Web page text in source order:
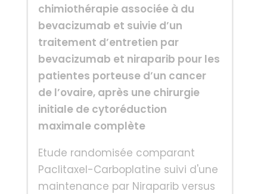
chimiothérapie associée à du
bevacizumab et suivie d’un
traitement d’entretien par
bevacizumab et niraparib pour les
patientes porteuse d’un cancer
de l’ovaire, après une chirurgie
initiale de cytoréduction
maximale complète
Etude randomisée comparant
Paclitaxel-Carboplatine suivi d'une
maintenance par Niraparib versus